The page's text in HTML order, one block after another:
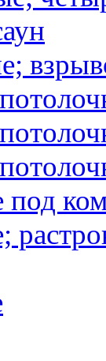
под